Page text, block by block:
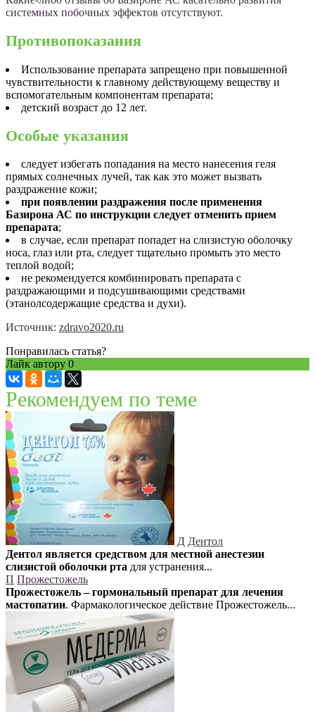
системных побочных эффектов отсутствуют.
Противопоказания
Использование препарата запрещено при повышенной
чувствительности к главному действующему веществу и
вспомогательным компонентам препарата;
детский возраст до 12 лет.
Особые указания
следует избегать попадания на место нанесения геля
прямых солнечных лучей, так как это может вызвать
раздражение кожи;
при появлении раздражения после применения
Базирона АС по инструкции следует отменить прием
препарата;
в случае, если препарат попадет на слизистую оболочку
носа, глаз или рта, следует тщательно промыть это место
теплой водой;
не рекомендуется комбинировать препарата с
раздражающими и подсушивающими средствами
(этанолсодержащие средства и духи).
Источник: zdravo2020.ru
Понравилась статья?
Лайк автору 0
Рекомендуем по теме
Д Дентол
Дентол является средством для местной анестезии
слизистой оболочки рта для устранения...
П Прожестожель
Прожестожель – гормональный препарат для лечения
мастопатии. Фармакологическое действие Прожестожель...